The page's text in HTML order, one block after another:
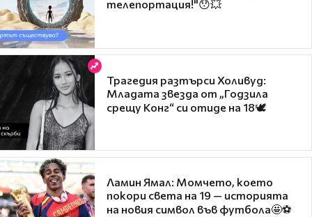
телепортация!"😯💥
Трагедия разтърси Холивуд:
Младата звезда от „Годзила
срещу Конг“ си отиде на 18🕊️
Ламин Ямал: Момчето, което
покори света на 19 — историята
на новия символ във футбола🤩⚽